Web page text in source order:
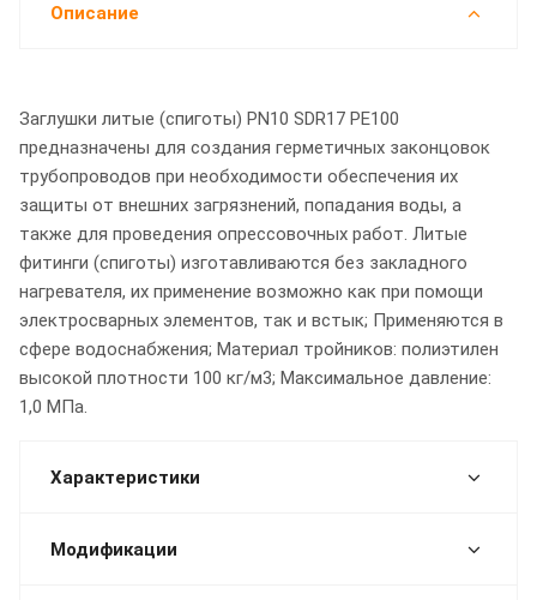
Описание
Заглушки литые (спиготы) PN10 SDR17 PE100
предназначены для создания герметичных законцовок
трубопроводов при необходимости обеспечения их
защиты от внешних загрязнений, попадания воды, а
также для проведения опрессовочных работ. Литые
фитинги (спиготы) изготавливаются без закладного
нагревателя, их применение возможно как при помощи
электросварных элементов, так и встык; Применяются в
сфере водоснабжения; Материал тройников: полиэтилен
высокой плотности 100 кг/м3; Максимальное давление:
1,0 МПа.
Характеристики
Модификации